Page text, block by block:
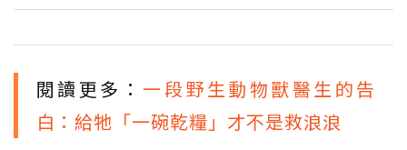
閱讀更多：一段野生動物獸醫生的告
白：給牠「一碗乾糧」才不是救浪浪